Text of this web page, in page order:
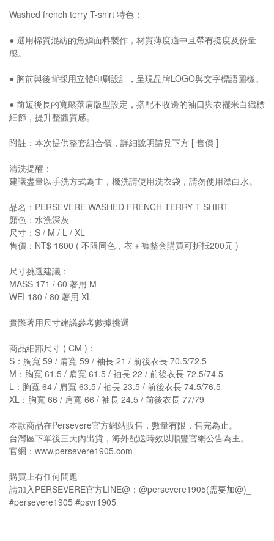
Washed french terry T-shirt 特色：
● 選用棉質混紡的魚鱗面料製作，材質薄度適中且帶有挺度及份量
感。
● 胸前與後背採用立體印刷設計，呈現品牌LOGO與文字標語圖樣。
● 前短後長的寬鬆落肩版型設定，搭配不收邊的袖口與衣襬米白織標
細節，提升整體質感。
附註：本次提供整套組合價，詳細說明請見下方 [ 售價 ]
清洗提醒：
建議盡量以手洗方式為主，機洗請使用洗衣袋，請勿使用漂白水。
品名：PERSEVERE WASHED FRENCH TERRY T-SHIRT
顏色：水洗深灰
尺寸：S / M / L / XL
售價：NT$ 1600 ( 不限同色，衣＋褲整套購買可折抵200元 )
尺寸挑選建議：
MASS 171 / 60 著用 M
WEI 180 / 80 著用 XL
實際著用尺寸建議參考數據挑選
商品細部尺寸 ( CM )：
S：胸寬 59 / 肩寬 59 / 袖長 21 / 前後衣長 70.5/72.5
M：胸寬 61.5 / 肩寬 61.5 / 袖長 22 / 前後衣長 72.5/74.5
L：胸寬 64 / 肩寬 63.5 / 袖長 23.5 / 前後衣長 74.5/76.5
XL：胸寬 66 / 肩寬 66 / 袖長 24.5 / 前後衣長 77/79
本款商品在Persevere官方網站販售，數量有限，售完為止。
台灣區下單後三天內出貨，海外配送時效以順豐官網公告為主。
官網：www.persevere1905.com
購買上有任何問題
請加入PERSEVERE官方LINE@：@persevere1905(需要加@)_
#persevere1905 #psvr1905